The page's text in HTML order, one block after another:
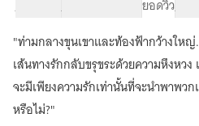
จำนวนคำ จำนวนหน้า (A5) ยอดวิวระดั
"ท่ามกลางขุนเขาและท้องฟ้ากว้างให
เส้นทางรักกลับขรุขระด้วยความหึงห
จะมีเพียงความรักเท่านั้นที่จะนำพาพว
หรือไม่?"